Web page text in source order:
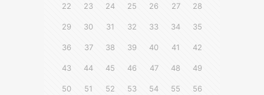
22 23 24 25 26 27 28
29 30 31 32 33 34 35
36 37 38 39 40 41 42
43 44 45 46 47 48 49
50 51 52 53 54 55 56